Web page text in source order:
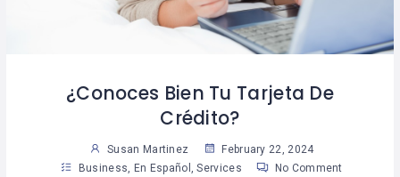
¿Conoces Bien Tu Tarjeta De
Crédito?
Susan Martinez
February 22, 2024
Business
En Español ,Services No Comment